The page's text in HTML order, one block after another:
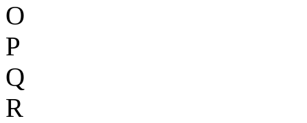
O
P
Q
R